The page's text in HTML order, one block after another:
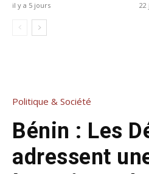
il y a 5 jours 22